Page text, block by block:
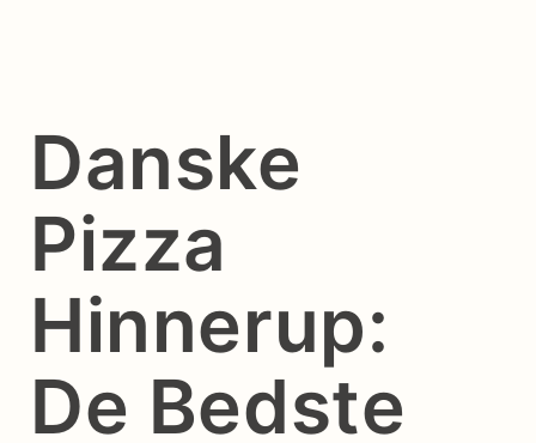
Danske
Pizza
Hinnerup:
De Bedste